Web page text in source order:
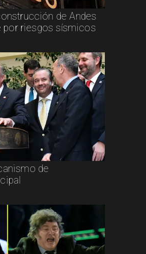
de Andes
por riesgos sísmicos
de